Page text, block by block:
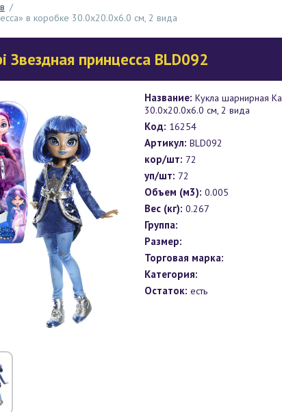
/
в коробке 30.0х20.0х6.0 см, 2 вида
принцесса BLD092
Название: Кукла шарнирная
30.0х20.0х6.0 см, 2 вида
Код: 16254
Артикул: BLD092
кор/шт: 72
уп/шт: 72
Объем (м3): 0.005
Вес (кг): 0.267
Группа:
Размер:
Торговая марка:
Категория:
Остаток: есть